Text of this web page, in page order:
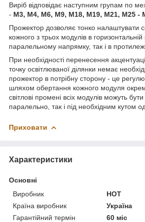
Виріб відповідає наступним групам по
- М3, М4, М6, М9, М18, М19, М21, М25 -
Прожектор дозволяє тонко налаштувати
кожного з трьох модулів в
паралельному напрямку, так і в
При необхідності перенесення
точку освітлюваної ділянки немає
прожектор в потрібну сторону - це
шляхом обертання кожного модуля
світлові промені всіх модулів можуть
паралельно, так і під необхідним кутом
Приховати
Характеристики
Основні
Виробник
НОТ
Країна виробник
Україна
Гарантійний термін
60 міс